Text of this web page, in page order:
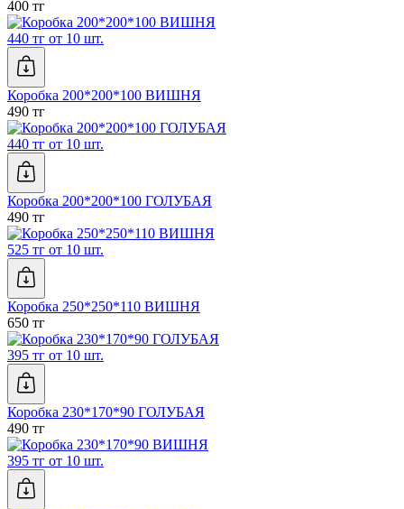
400 тг
440 тг от 10 шт.
Коробка 200*200*100 ВИШНЯ
490 тг
440 тг от 10 шт.
Коробка 200*200*100 ГОЛУБАЯ
490 тг
525 тг от 10 шт.
Коробка 250*250*110 ВИШНЯ
650 тг
395 тг от 10 шт.
Коробка 230*170*90 ГОЛУБАЯ
490 тг
395 тг от 10 шт.